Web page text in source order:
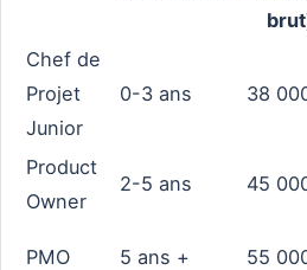
Chef de
Projet
Junior
0-3 ans 38
Product
Owner
2-5 ans 45
PMO 5 ans + 55